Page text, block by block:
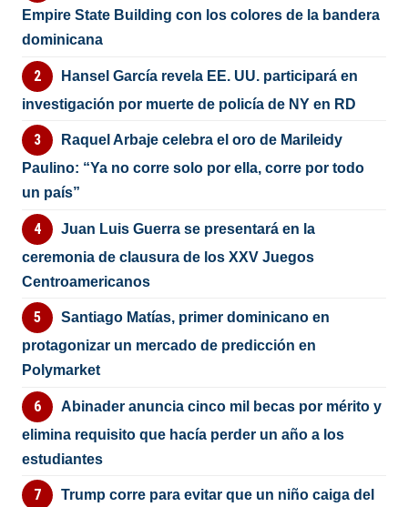
Empire State Building con los colores de la bandera
dominicana
Hansel García revela EE. UU. participará en
investigación por muerte de policía de NY en RD
Raquel Arbaje celebra el oro de Marileidy
Paulino: “Ya no corre solo por ella, corre por todo
un país”
Juan Luis Guerra se presentará en la
ceremonia de clausura de los XXV Juegos
Centroamericanos
Santiago Matías, primer dominicano en
protagonizar un mercado de predicción en
Polymarket
Abinader anuncia cinco mil becas por mérito y
elimina requisito que hacía perder un año a los
estudiantes
Trump corre para evitar que un niño caiga del